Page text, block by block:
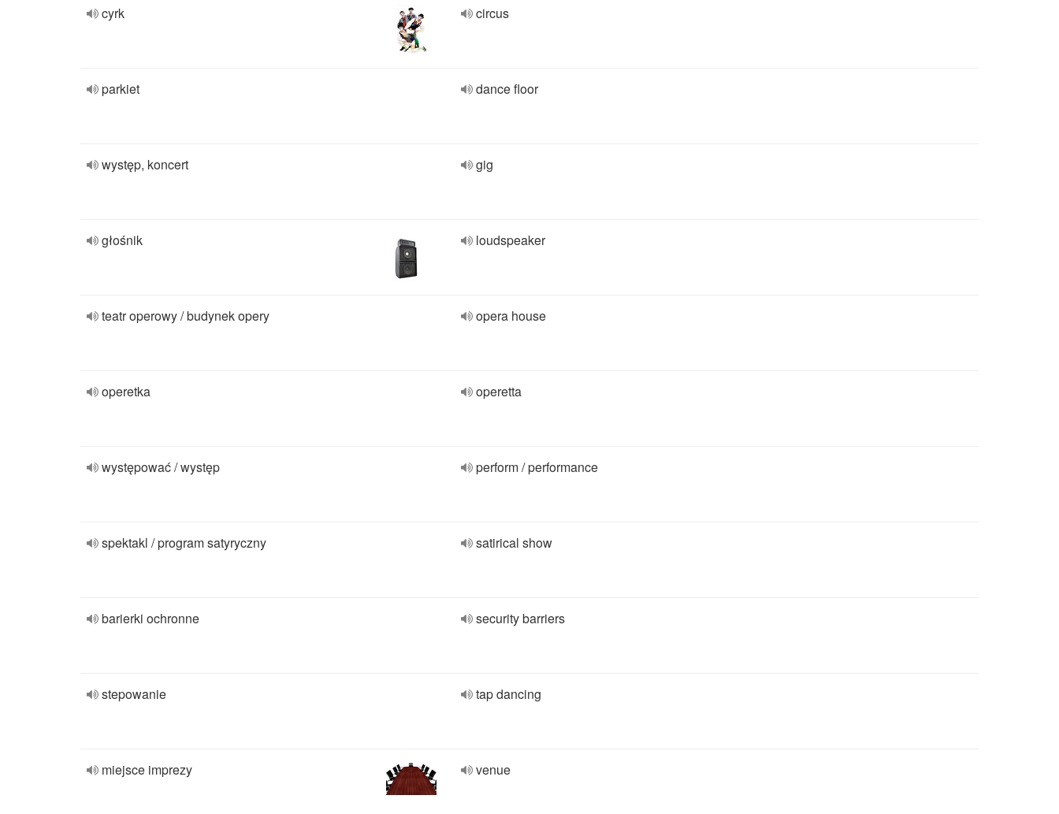
cyrk circus
parkiet dance floor
występ, koncert gig
głośnik loudspeaker
teatr operowy / budynek opery opera house
operetka operetta
występować / występ perform / performance
spektakl / program satyryczny satirical show
barierki ochronne security barriers
stepowanie tap dancing
miejsce imprezy venue